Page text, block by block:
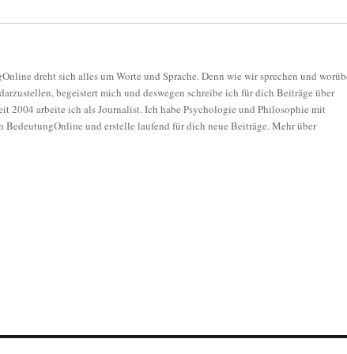
dreht sich alles um Worte und Sprache. Denn wie wir sprechen und
begeistert mich und deswegen schreibe ich für dich Beiträge über
2004 arbeite ich als Journalist. Ich habe Psychologie und Philosophie mit
und erstelle laufend für dich neue Beiträge. Mehr über